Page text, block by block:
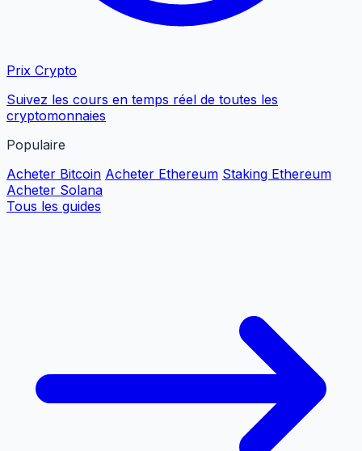
Prix Crypto
Suivez les cours en temps réel de toutes les
cryptomonnaies
Populaire
Acheter Bitcoin Acheter Ethereum Staking Ethereum
Acheter Solana
Tous les guides